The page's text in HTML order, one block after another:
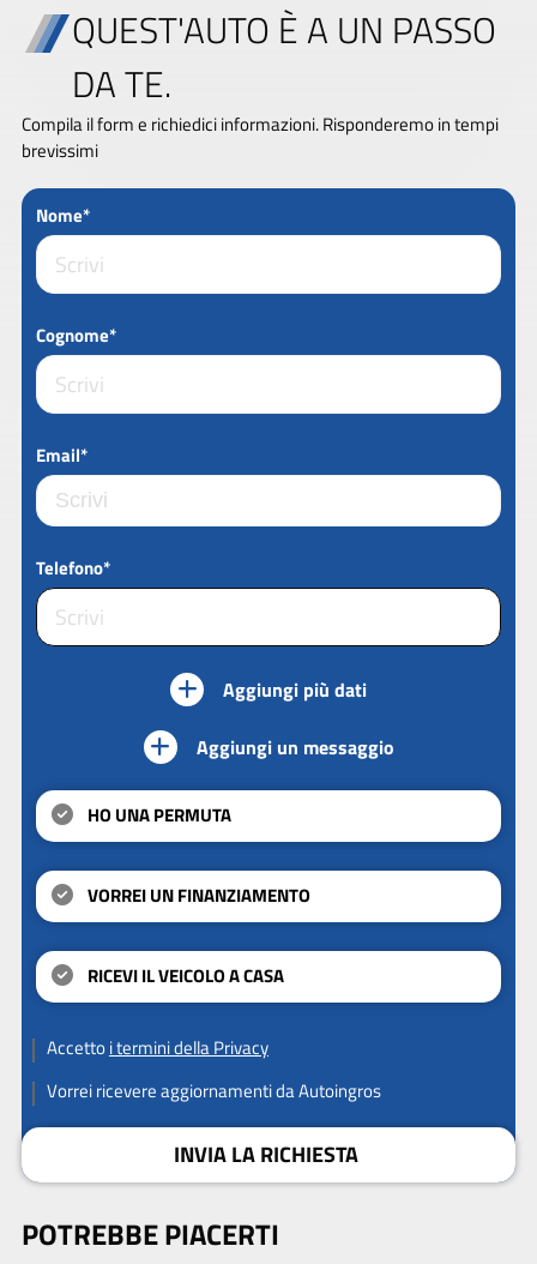
QUEST'AUTO È A UN PASSO
DA TE.
Compila il form e richiedici informazioni. Risponderemo in tempi
brevissimi
Nome*
Cognome*
Email*
Telefono*
Aggiungi più dati
Aggiungi un messaggio
HO UNA PERMUTA
VORREI UN FINANZIAMENTO
RICEVI IL VEICOLO A CASA
Accettoi termini della Privacy
Vorrei ricevere aggiornamenti da Autoingros
INVIA LA RICHIESTA
POTREBBE PIACERTI